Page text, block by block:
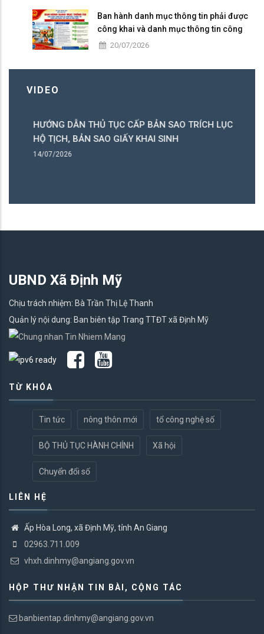
Ban hành danh mục thông tin phải được
công khai và danh mục thông tin công
dân được tiếp cận có điều kiện
20/07/2026
VIDEO
HƯỚNG DẪN THỦ TỤC CẤP BẢN SAO TRÍCH LỤC
HỘ TỊCH, BẢN SAO GIẤY KHAI SINH
14/07/2026
UBND Xã Định Mỹ
Chịu trách nhiệm: Bà Trần Thị Lệ Thanh
Quản lý nội dung: Ban biên tập Trang TTĐT xã Định Mỹ
TỪ KHÓA
Tin tức nông thôn mới tổ công nghệ số
BỘ THỦ TỤC HÀNH CHÍNH Xã hội
Chuyển đổi số
LIÊN HỆ
Ấp Hòa Long, xã Định Mỹ, tỉnh An Giang
02963.711.009
vhxh.dinhmy@angiang.gov.vn
HỘP THƯ NHẬN TIN BÀI, CỘNG TÁC
banbientap.dinhmy@angiang.gov.vn